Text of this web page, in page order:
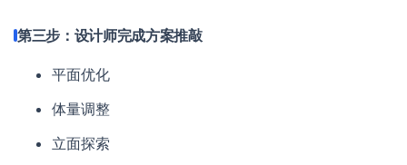
第三步：设计师完成方案推敲
平面优化
体量调整
立面探索